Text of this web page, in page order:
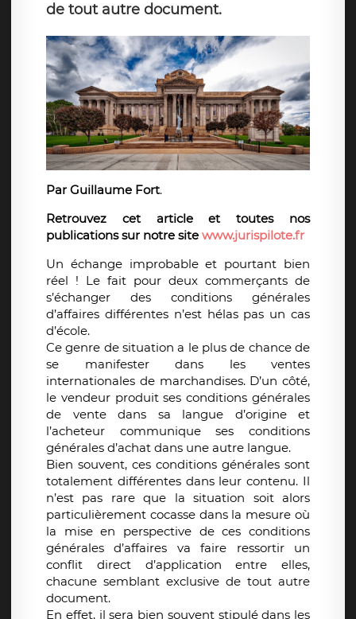
de tout autre document.
Par Guillaume Fort.
Retrouvez cet article et toutes nos
publications sur notre site www.jurispilote.fr
Un échange improbable et pourtant bien
réel ! Le fait pour deux commerçants de
s’échanger des conditions générales
d’affaires différentes n’est hélas pas un cas
d’école.
Ce genre de situation a le plus de chance de
se manifester dans les ventes
internationales de marchandises. D’un côté,
le vendeur produit ses conditions générales
de vente dans sa langue d’origine et
l’acheteur communique ses conditions
générales d’achat dans une autre langue.
Bien souvent, ces conditions générales sont
totalement différentes dans leur contenu. Il
n’est pas rare que la situation soit alors
particulièrement cocasse dans la mesure où
la mise en perspective de ces conditions
générales d’affaires va faire ressortir un
conflit direct d’application entre elles,
chacune semblant exclusive de tout autre
document.
En effet, il sera bien souvent stipulé dans les